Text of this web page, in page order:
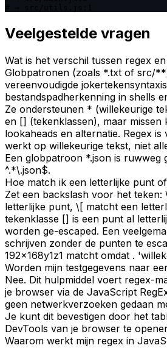
Veelgestelde vragen
Wat is het verschil tussen regex
Globpatronen (zoals *.txt of src/
vereenvoudigde
bestandspadherkenning in shells
Ze ondersteunen * (willekeurige
en [] (tekenklassen), maar
lookaheads en alternatie. Regex
werkt op willekeurige tekst, niet
Een globpatroon *.json is ruwweg
^.*\.json$.
Hoe match ik een letterlijke punt
Zet een backslash voor het teken:
letterlijke punt, \[ matcht een
tekenklasse [] is een punt al
worden ge-escaped. Een
schrijven zonder de punten te
192x168y1z1 matcht omdat .
Worden mijn testgegevens naar
Nee. Dit hulpmiddel voert regex-
je browser via de JavaScript
geen netwerkverzoeken gedaan
Je kunt dit bevestigen door het
DevTools van je browser te
Waarom werkt mijn regex in